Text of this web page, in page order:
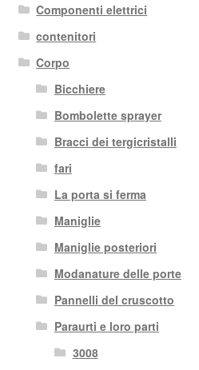
Componenti elettrici
contenitori
Corpo
Bicchiere
Bombolette sprayer
Bracci dei tergicristalli
fari
La porta si ferma
Maniglie
Maniglie posteriori
Modanature delle porte
Pannelli del cruscotto
Paraurti e loro parti
3008